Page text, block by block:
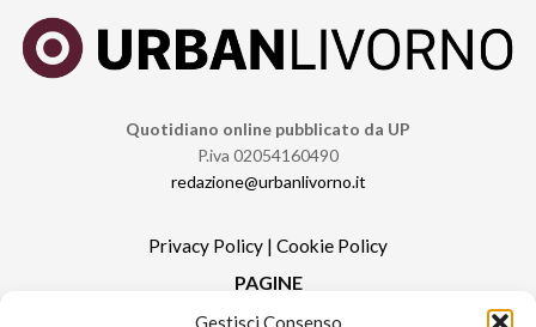
Gestisci Consenso
Quotidiano online pubblicato da UP
P.iva 02054160490
redazione@urbanlivorno.it
Privacy Policy | Cookie Policy
PAGINE